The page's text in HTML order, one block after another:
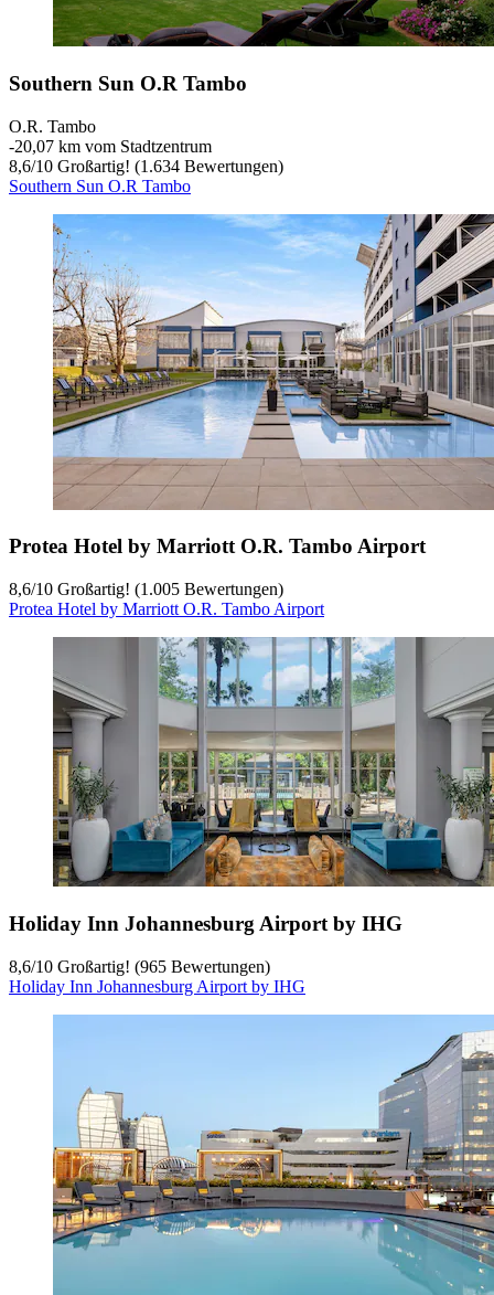
Southern Sun O.R Tambo
O.R. Tambo
‐20,07 km vom Stadtzentrum
8,6/10 Großartig! (1.634 Bewertungen)
Southern Sun O.R Tambo
Protea Hotel by Marriott O.R. Tambo Airport
8,6/10 Großartig! (1.005 Bewertungen)
Protea Hotel by Marriott O.R. Tambo Airport
Holiday Inn Johannesburg Airport by IHG
8,6/10 Großartig! (965 Bewertungen)
Holiday Inn Johannesburg Airport by IHG